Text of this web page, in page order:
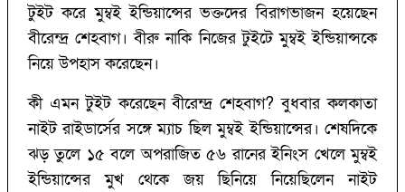
টুইট করে মুম্বই ইন্ডিয়ান্সের ভক্তদের বিরাগভাজন হয়েছেন
বীরেন্দ্র শেহবাগ। বীরু নাকি নিজের টুইটে মুম্বই ইন্ডিয়ান্সকে
নিয়ে উপহাস করেছেন।
কী এমন টুইট করেছেন বীরেন্দ্র শেহবাগ?‌ বুধবার কলকাতা
নাইট রাইডার্সের সঙ্গে ম্যাচ ছিল মুম্বই ইন্ডিয়ান্সের। শেষদিকে
ঝড় তুলে ১৫ বলে অপরাজিত ৫৬ রানের ইনিংস খেলে মুম্বই
ইন্ডিয়ান্সের মুখ থেকে জয় ছিনিয়ে নিয়েছিলেন নাইট